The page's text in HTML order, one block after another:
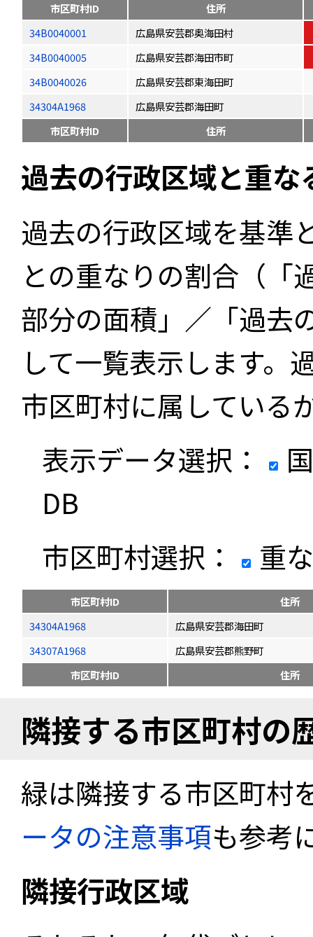
市区町村ID
住所
34B0040001
広島県安芸郡奥海田村
34B0040005
広島県安芸郡海田市町
34B0040026
広島県安芸郡東海田町
34304A1968
広島県安芸郡海田町
市区町村ID
住所
過去の行政区域と重
過去の行政区域を基準
との重なりの割合（「
部分の面積」／「過去
して一覧表示します。
市区町村に属している
表示データ選択：
DB
市区町村選択：
重
市区町村ID
住所
34304A1968
広島県安芸郡海田町
34307A1968
広島県安芸郡熊野町
市区町村ID
住所
隣接する市区町村の
緑は隣接する市区町村
ータの注意事項も参考
隣接行政区域